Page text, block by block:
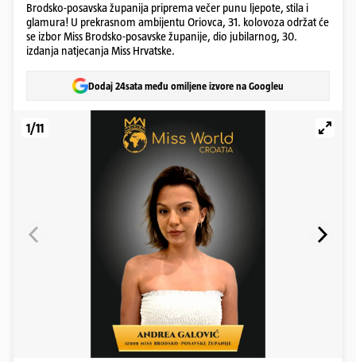
Brodsko-posavska županija priprema večer punu ljepote, stila i
glamura! U prekrasnom ambijentu Oriovca, 31. kolovoza održat će
se izbor Miss Brodsko-posavske županije, dio jubilarnog, 30.
izdanja natjecanja Miss Hrvatske.
Dodaj 24sata među omiljene izvore na Googleu
1/11